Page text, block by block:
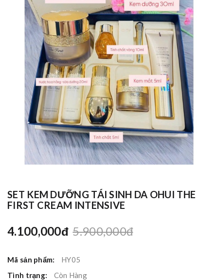
SET KEM DƯỠNG TÁI SINH DA OHUI THE
FIRST CREAM INTENSIVE
4.100,000đ 5.900,000đ
Mã sản phẩm:
HY05
Tình trạng:
Còn Hàng